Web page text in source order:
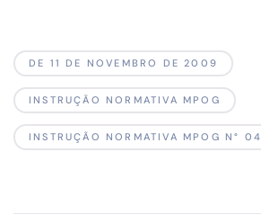
DE 11 DE NOVEMBRO DE 2009
INSTRUÇÃO NORMATIVA MPOG
INSTRUÇÃO NORMATIVA MPOG N° 04